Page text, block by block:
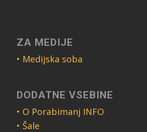
ZA MEDIJE
• Medijska soba
DODATNE VSEBINE
• O Porabimanj INFO
• Šale